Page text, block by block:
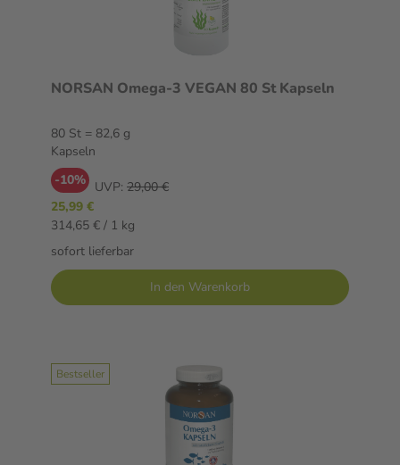
NORSAN Omega-3 VEGAN 80 St Kapseln
80 St = 82,6 g
Kapseln
-10% UVP: 29,00 €
25,99 €
314,65 € / 1 kg
sofort lieferbar
In den Warenkorb
Bestseller